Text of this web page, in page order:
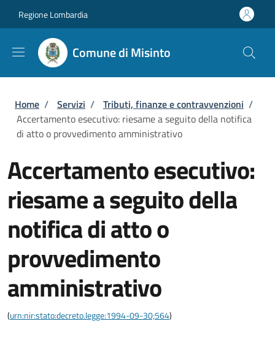
Regione Lombardia
Comune di Misinto
Briciole di pane
Home / Servizi / Tributi, finanze e contravvenzioni /
Accertamento esecutivo: riesame a seguito della notifica
di atto o provvedimento amministrativo
Accertamento esecutivo:
riesame a seguito della
notifica di atto o
provvedimento
amministrativo
(urn:nir:stato:decreto.legge:1994-09-30;564)